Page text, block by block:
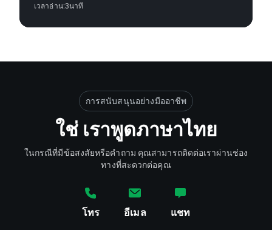
เวลาอ่าน:3นาที
การสนับสนุนอย่างมืออาชีพ
ใช่ เราพูดภาษาไทย
ในกรณีที่มีข้อสงสัยหรือคำถาม คุณสามารถติดต่อเราผ่านช่อง
ทางที่สะดวกต่อคุณ
โทร อีเมล แชท